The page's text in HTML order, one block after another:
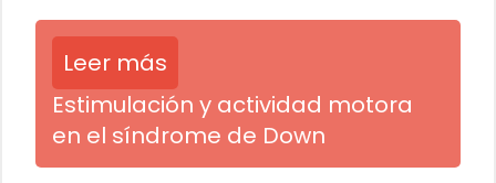
Leer más
Estimulación y actividad motora
en el síndrome de Down